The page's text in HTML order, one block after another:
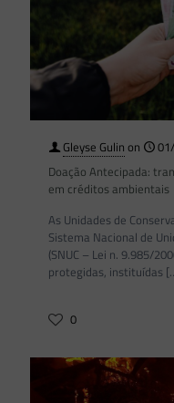
Gleyse Gulin on
Doação Antecipada:
em créditos ambientais
As Unidades de
Sistema Nacional de
(SNUC – Lei n. 9.985/
protegidas, instituídas
0